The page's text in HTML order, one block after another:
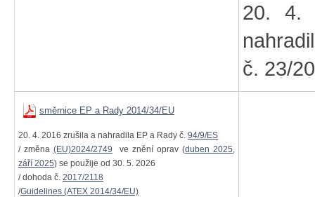
20. 4.
č. 23/
směrnice EP a Rady 2014/34/EU
20. 4. 2016 zrušila a nahradila EP a Rady č. 94/9/ES
/ změna (EU)2024/2749 ve znění oprav (duben 2025,
září 2025) se použije od 30. 5. 2026
/ dohoda č. 2017/2118
/Guidelines (ATEX 2014/34/EU)